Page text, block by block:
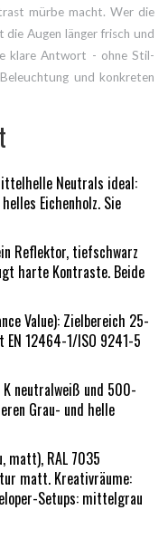
mürbe macht. Wer die
Augen länger frisch und
klare Antwort - ohne Stil-
und konkreten
Neutrals ideal:
Eichenholz. Sie
Reflektor, tiefschwarz
harte Kontraste. Beide
Value): Zielbereich 25-
12464-1/ISO 9241-5
neutralweiß und 500-
Grau- und helle
matt), RAL 7035
matt. Kreativräume:
Setups: mittelgrau